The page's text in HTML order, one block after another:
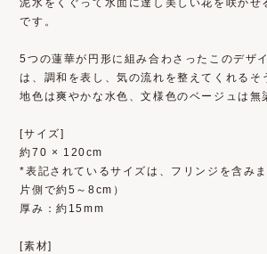
泥水をくぐって水面に達し美しい花を咲かせ
です。
5つの蓮華が円形に組み合わさったこのデザ
は、調和を表し、気の流れを整えてくれるそ
地色は爽やかな水色、文様色のベージュは無
[サイズ]
約70 × 120cm
*表記されているサイズは、フリンジを含み
片側で約5～8cm）
厚み：約15mm
[素材]